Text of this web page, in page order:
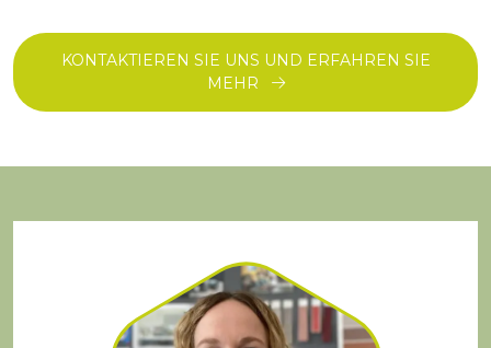
KONTAKTIEREN SIE UNS UND ERFAHREN SIE
MEHR